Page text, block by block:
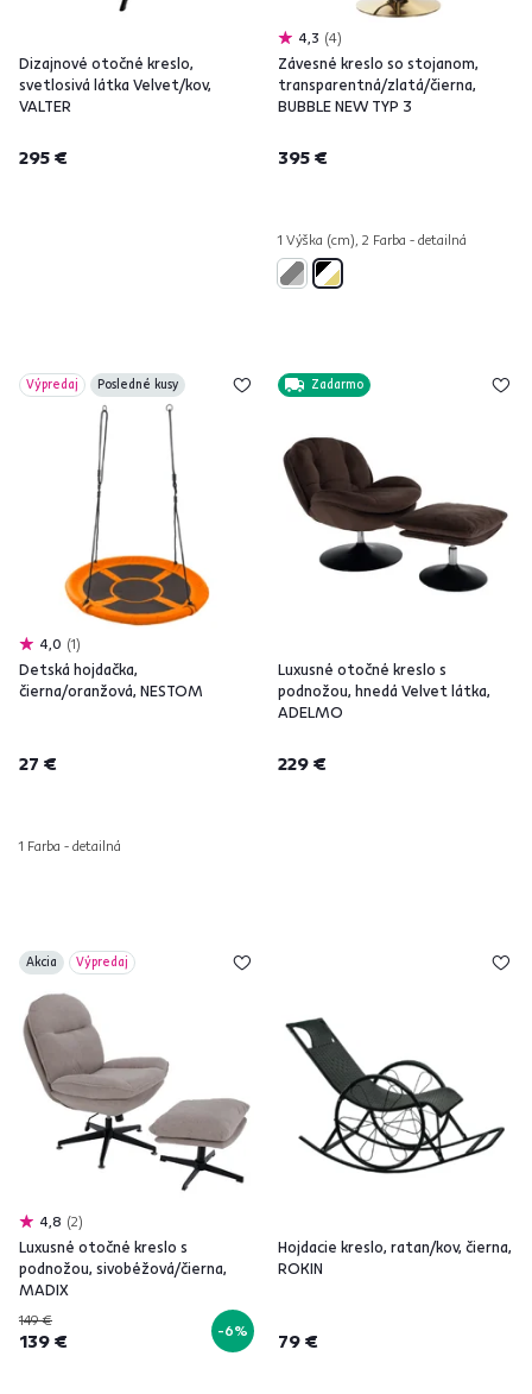
Dizajnové otočné kreslo,
svetlosivá látka Velvet/kov,
VALTER
295 €
4,3 4
Závesné kreslo so stojanom,
transparentná/zlatá/čierna,
BUBBLE NEW TYP 3
395 €
1 Výška (cm), 2 Farba - detailná
Výpredaj Posledné kusy
4,0 1
Detská hojdačka,
čierna/oranžová, NESTOM
27 €
1 Farba - detailná
Zadarmo
Luxusné otočné kreslo s
podnožou, hnedá Velvet látka,
ADELMO
229 €
Akcia Výpredaj
4,8 2
Luxusné otočné kreslo s
podnožou, sivobéžová/čierna,
MADIX
149 €
139 € -6%
Hojdacie kreslo, ratan/kov, čierna,
ROKIN
79 €